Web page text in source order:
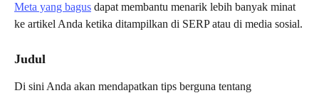
Meta yang bagus dapat membantu menarik lebih banyak minat
ke artikel Anda ketika ditampilkan di SERP atau di media sosial.
Judul
Di sini Anda akan mendapatkan tips berguna tentang